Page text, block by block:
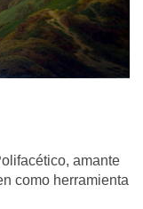
amante
como herramienta